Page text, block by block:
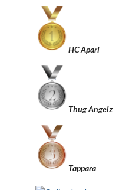
HC Apari
Thug Angelz
Tappara